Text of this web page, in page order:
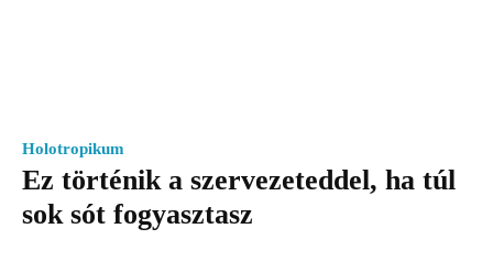
Holotropikum
Ez történik a szervezeteddel, ha túl
sok sót fogyasztasz